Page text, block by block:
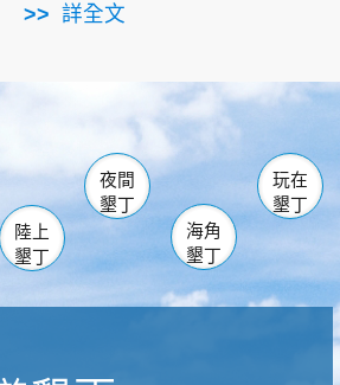
詳全文
南仁湖
佳樂水
然中心 森林遊樂區
墾管處遊客中心
社頂公園 風吹沙
船帆石 龍磐公園
香蕉灣
砂島
鵝鑾鼻
陸上
墾丁
夜間
墾丁
海角
墾丁
玩在
墾丁